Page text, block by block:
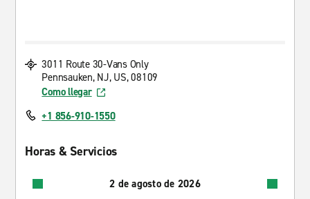
3011 Route 30-Vans Only
Pennsauken, NJ, US, 08109
Como llegar
+1 856-910-1550
Horas & Servicios
2 de agosto de 2026